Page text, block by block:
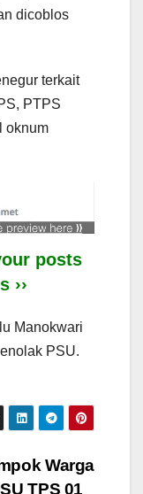
dicoblos
terkait
PTPS
oknum
posts
››
Manokwari
PSU.
Warga
TPS 01